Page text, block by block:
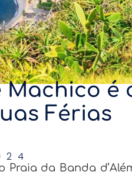
Machico é
Férias
da Banda